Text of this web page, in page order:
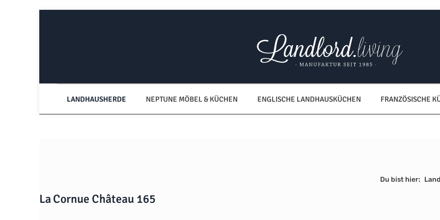
LANDHAUSHERDE NEPTUNE MÖBEL & KÜCHEN ENGLISCHE LANDHAUSKÜCHEN FRANZÖSISCHE
Du bist hier:
La Cornue Château 165